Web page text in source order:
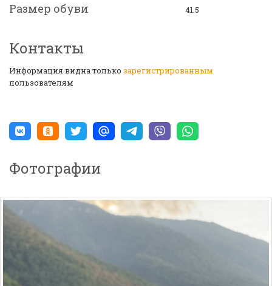
Размер обуви 41.5
Контакты
Информация видна только зарегистрированным
пользователям
Фотографии